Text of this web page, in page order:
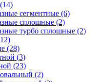
сегментные (6)
сплошные (2)
турбо сплошные (2)
(28)
(3)
(23)
(2)